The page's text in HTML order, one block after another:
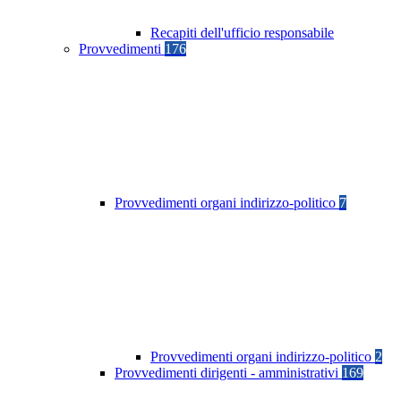
Recapiti dell'ufficio responsabile
Provvedimenti 176
Provvedimenti organi indirizzo-politico 7
Provvedimenti organi indirizzo-politico 2
Provvedimenti dirigenti - amministrativi 169